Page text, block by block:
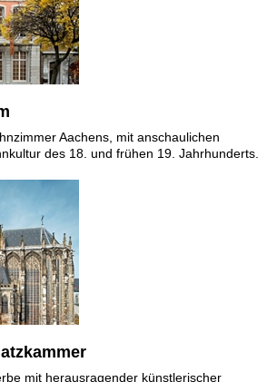
Aachens, mit anschaulichen
des 18. und frühen 19. Jahrhunderts.
mit herausragender künstlerischer